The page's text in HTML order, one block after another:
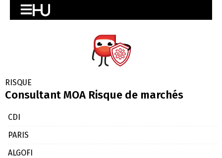
RISQUE
Consultant MOA Risque de marchés
CDI
PARIS
ALGOFI